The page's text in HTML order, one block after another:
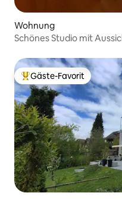
Wohnung
Schönes Studio mit
Beliebter Gäste-Favorit.
Gäste-Favorit